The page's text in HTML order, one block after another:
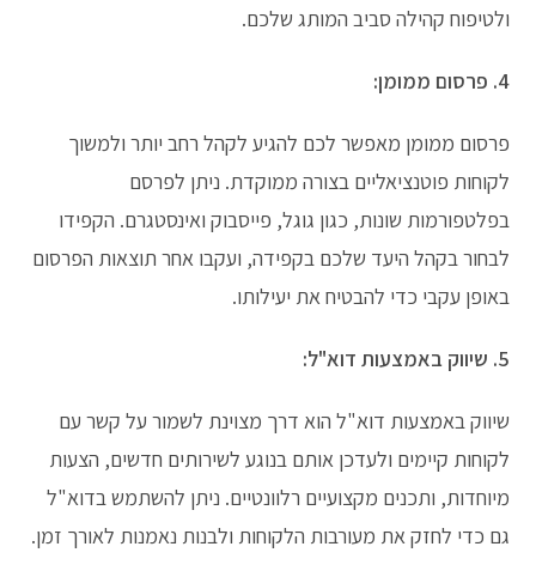
ולטיפוח קהילה סביב המותג שלכם.
4. פרסום ממומן:
פרסום ממומן מאפשר לכם להגיע לקהל רחב יותר ולמשוך
לקוחות פוטנציאליים בצורה ממוקדת. ניתן לפרסם
בפלטפורמות שונות, כגון גוגל, פייסבוק ואינסטגרם. הקפידו
לבחור בקהל היעד שלכם בקפידה, ועקבו אחר תוצאות הפרסום
באופן עקבי כדי להבטיח את יעילותו.
5. שיווק באמצעות דוא"ל:
שיווק באמצעות דוא"ל הוא דרך מצוינת לשמור על קשר עם
לקוחות קיימים ולעדכן אותם בנוגע לשירותים חדשים, הצעות
מיוחדות, ותכנים מקצועיים רלוונטיים. ניתן להשתמש בדוא"ל
גם כדי לחזק את מעורבות הלקוחות ולבנות נאמנות לאורך זמן.